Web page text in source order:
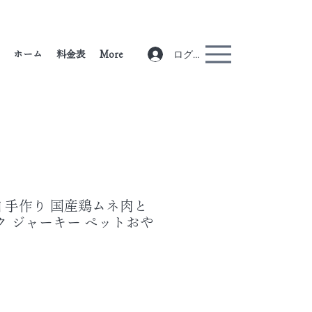
ホーム 料金表 More ログイン
手作り 国産鶏ムネ肉と
ジャーキー ペットおや